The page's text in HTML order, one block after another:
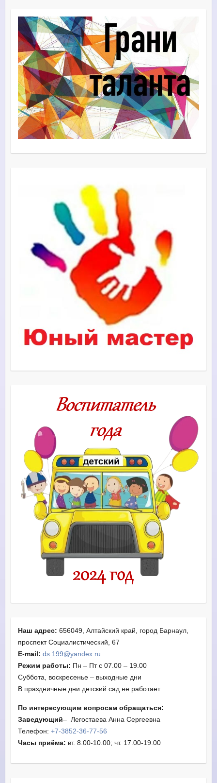
Наш адрес: 656049, Алтайский край, город Барнаул,
проспект Социалистический, 67
E-mail: ds.199@yandex.ru
Режим работы: Пн – Пт с 07.00 – 19.00
Суббота, воскресенье – выходные дни
В праздничные дни детский сад не работает
По интересующим вопросам обращаться:
Заведующий– Легостаева Анна Сергеевна
Телефон: +7-3852-36-77-56
Часы приёма: вт. 8.00-10.00; чт. 17.00-19.00